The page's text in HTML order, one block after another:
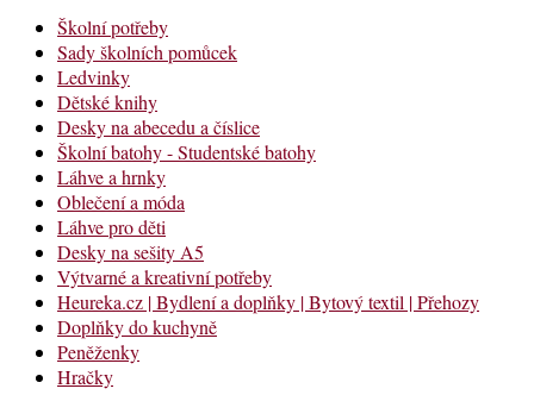
Školní potřeby
Sady školních pomůcek
Ledvinky
Dětské knihy
Desky na abecedu a číslice
Školní batohy - Studentské batohy
Láhve a hrnky
Oblečení a móda
Láhve pro děti
Desky na sešity A5
Výtvarné a kreativní potřeby
Heureka.cz | Bydlení a doplňky | Bytový textil | Přehozy
Doplňky do kuchyně
Peněženky
Hračky